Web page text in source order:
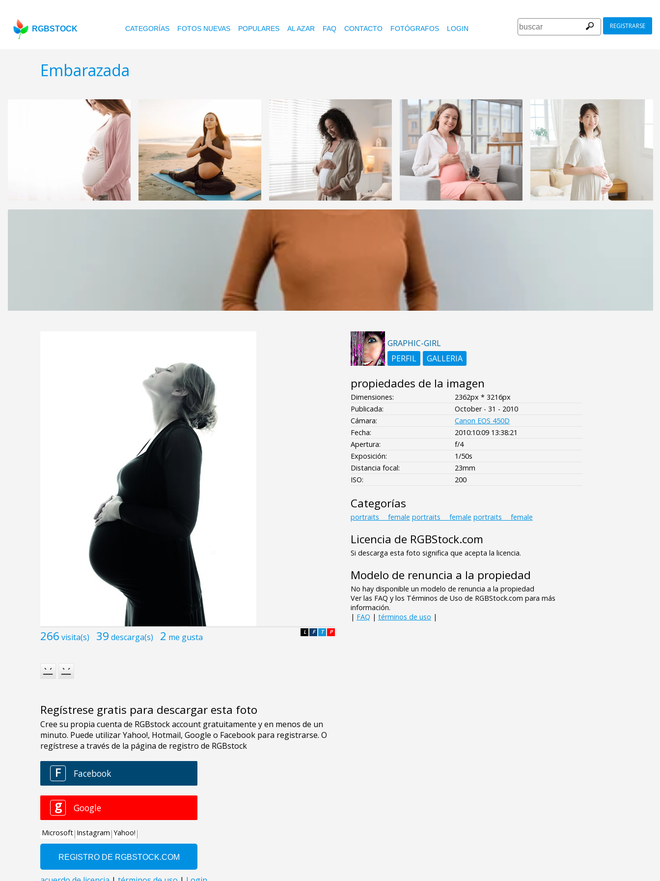
RGBSTOCK CATEGORÍAS FOTOS NUEVAS POPULARES AL AZAR FAQ CONTACTO FOTÓGRAFOS LOGIN REGISTRARSE
Embarazada
266 visita(s) 39 descarga(s) 2 me gusta P
T
F
L
Regístrese gratis para descargar esta foto
GRAPHIC-GIRL
PERFIL
GALLERIA
propiedades de la imagen
Dimensiones:
2362px * 3216px
Publicada:
October - 31 - 2010
Cámara:
Canon EOS 450D
Fecha:
2010:10:09 13:38:21
Apertura:
f/4
Exposición:
1/50s
Distancia focal:
23mm
ISO:
200
Categorías
portraits___female portraits___female portraits___female
Licencia de RGBStock.com
Si descarga esta foto significa que acepta la licencia.
Modelo de renuncia a la propiedad
No hay disponible un modelo de renuncia a la propiedad
Ver las FAQ y los Términos de Uso de RGBStock.com para más
información.
| FAQ | términos de uso |